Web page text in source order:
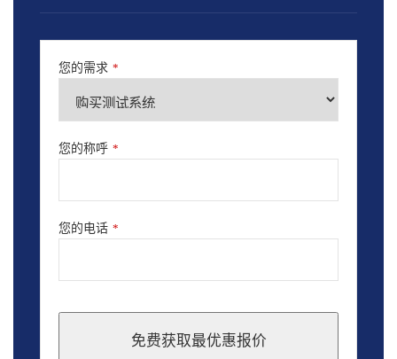
您的需求 *
您的称呼 *
您的电话 *
免费获取最优惠报价